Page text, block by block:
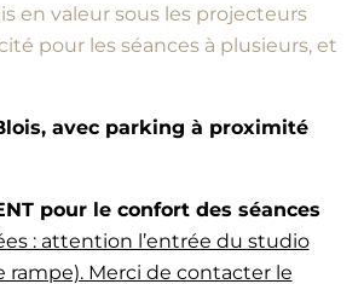
en valeur sous les projecteurs
pour les séances à plusieurs, et
avec parking à proximité
pour le confort des séances
: attention l’entrée du studio
rampe). Merci de contacter le